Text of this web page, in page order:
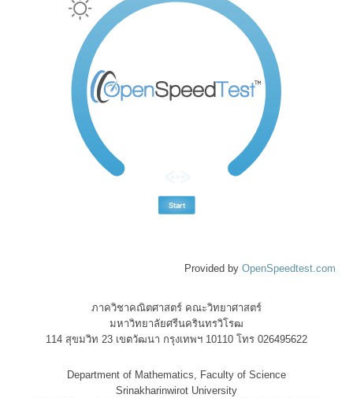
Provided by OpenSpeedtest.com
ภาควิชาคณิตศาสตร์ คณะวิทยาศาสตร์
มหาวิทยาลัยศรีนครินทรวิโรฒ
114 สุขมวิท 23 เขตวัฒนา กรุงเทพฯ 10110 โทร 026495622
Department of Mathematics, Faculty of Science
Srinakharinwirot University